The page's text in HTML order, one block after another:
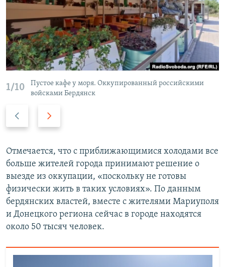
1/10
Пустое кафе у моря. Оккупированный российскими
войсками Бердянск
д
ы
д
у
щ
и
й
л
д
у
ю
щ
и
й
с
а
Отмечается, что с приближающимися холодами все
больше жителей города принимают решение о
выезде из оккупации, «поскольку не готовы
физически жить в таких условиях». По данным
бердянских властей, вместе с жителями Мариуполя
и Донецкого региона сейчас в городе находятся
около 50 тысяч человек.